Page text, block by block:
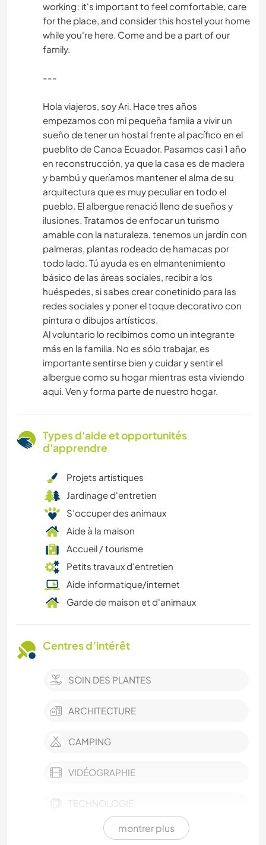
working; it's important to feel comfortable, care
for the place, and consider this hostel your home
while you're here. Come and be a part of our
family.
---
Hola viajeros, soy Ari. Hace tres años
empezamos con mi pequeña famiia a vivir un
sueño de tener un hostal frente al pacífico en el
pueblito de Canoa Ecuador. Pasamos casi 1 año
en reconstrucción, ya que la casa es de madera
y bambú y queríamos mantener el alma de su
arquitectura que es muy peculiar en todo el
pueblo. El albergue renació lleno de sueños y
ilusiones. Tratamos de enfocar un turismo
amable con la naturaleza, tenemos un jardín con
palmeras, plantas rodeado de hamacas por
todo lado. Tú ayuda es en elmantenimiento
básico de las áreas sociales, recibir a los
huéspedes, si sabes crear conetinido para las
redes sociales y poner el toque decorativo con
pintura o dibujos artísticos.
Al voluntario lo recibimos como un integrante
más en la familia. No es sólo trabajar, es
importante sentirse bien y cuidar y sentir el
albergue como su hogar mientras esta viviendo
aquí. Ven y forma parte de nuestro hogar.
Types d'aide et opportunités
d'apprendre
Projets artistiques
Jardinage d'entretien
S’occuper des animaux
Aide à la maison
Accueil / tourisme
Petits travaux d'entretien
Aide informatique/internet
Garde de maison et d'animaux
Centres d’intérêt
SOIN DES PLANTES
ARCHITECTURE
CAMPING
VIDÉOGRAPHIE
TECHNOLOGIE
DEV. DURABLE
montrer plus